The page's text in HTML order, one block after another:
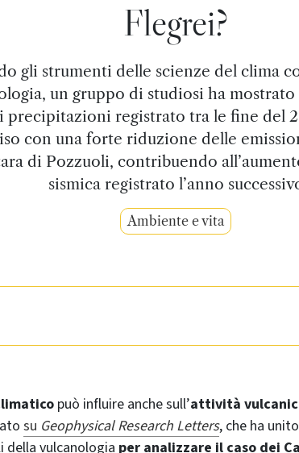
Flegrei?
gli strumenti delle scienze del clima
un gruppo di studiosi ha
registrato tra le fine del
con una forte riduzione delle
di Pozzuoli, contribuendo
sismica registrato l’anno
Ambiente e vita
può influire anche sull’attività
su Geophysical Research Letters, che ha
della vulcanologia per analizzare il caso dei